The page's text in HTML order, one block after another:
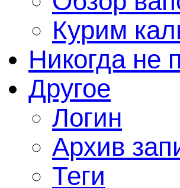
Курим
Никогда не
Другое
Логин
Архив
Теги